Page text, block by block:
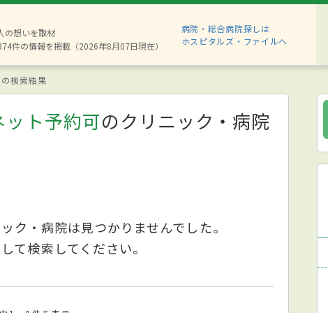
の想いを取材
件の情報を掲載（2026年8月07日現在）
病院・総合病院探しは
ホスピタルズ・ファイルへ
検索結果
ト予約可のクリニック・病院
ク・病院は見つかりませんでした。
て検索してください。